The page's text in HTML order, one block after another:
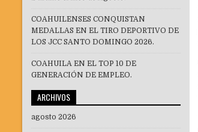
COAHUILENSES CONQUISTAN
MEDALLAS EN EL TIRO DEPORTIVO DE
LOS JCC SANTO DOMINGO 2026.
COAHUILA EN EL TOP 10 DE
GENERACIÓN DE EMPLEO.
ARCHIVOS
agosto 2026